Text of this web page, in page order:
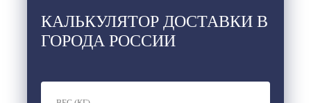
КАЛЬКУЛЯТОР ДОСТАВКИ В
ГОРОДА РОССИИ